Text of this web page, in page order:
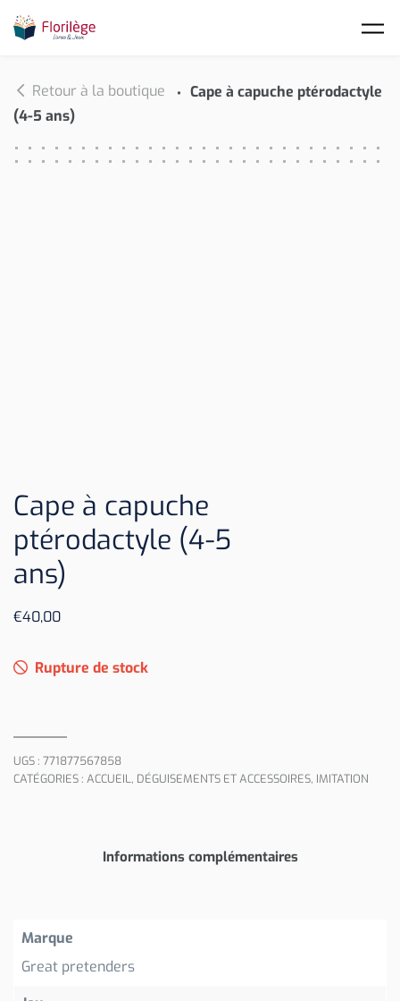
Retour à la boutique
Cape à capuche ptérodactyle
(4-5 ans)
Cape à capuche
ptérodactyle (4-5
ans)
€40,00
Rupture de stock
UGS : 771877567858
CATÉGORIES : ACCUEIL, DÉGUISEMENTS ET ACCESSOIRES, IMITATION
Informations complémentaires
Marque
Great pretenders